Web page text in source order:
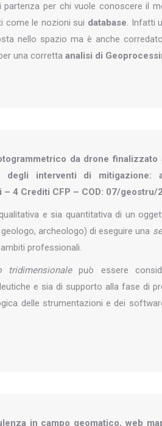
per chi vuole conoscere il
come le nozioni sui database. Infatti
nello spazio ma è anche
una correttaanalisi di
da drone
degli interventi di mitigazione:
4 Crediti CFP – COD: 07/geostru/
e sia quantitativa di un
archeologo) di eseguire una
professionali.
tridimensionalepuò essere
e sia di supporto alla fase di
delle strumentazioni e dei
in campo geomatico, web